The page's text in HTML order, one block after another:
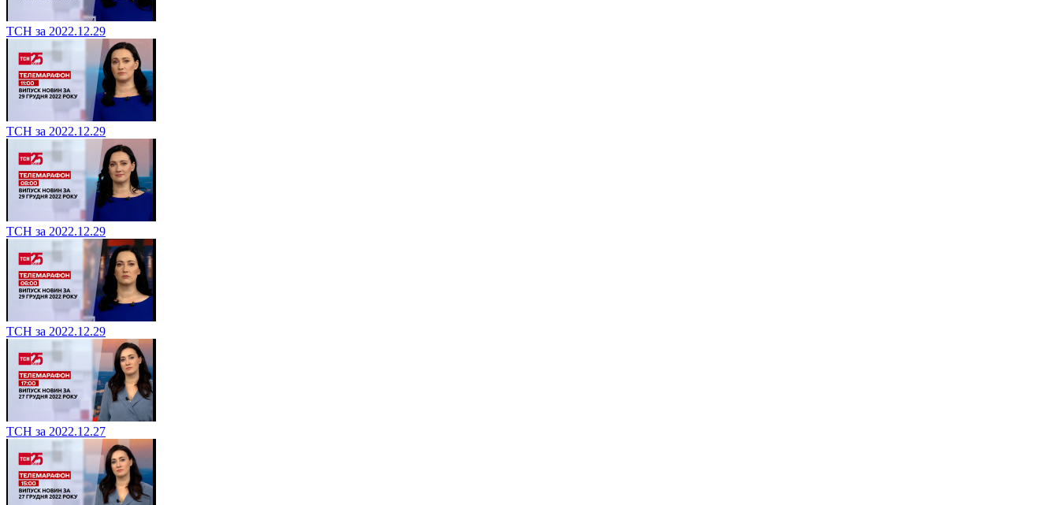
ТСН за 2022.12.29
ТСН за 2022.12.29
ТСН за 2022.12.29
ТСН за 2022.12.29
ТСН за 2022.12.27